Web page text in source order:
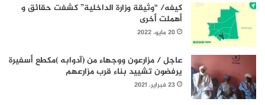
كيفه/ “وثيقة وزارة الداخلية” كشفت حقائق و
أهملت أخرى
20 مايو، 2022
عاجل / مزارعون ووجهاء من (آدوابه )مكطع أسفيرة
يرفضون تشييد بناء قرب مزارعهم
23 فبراير، 2021